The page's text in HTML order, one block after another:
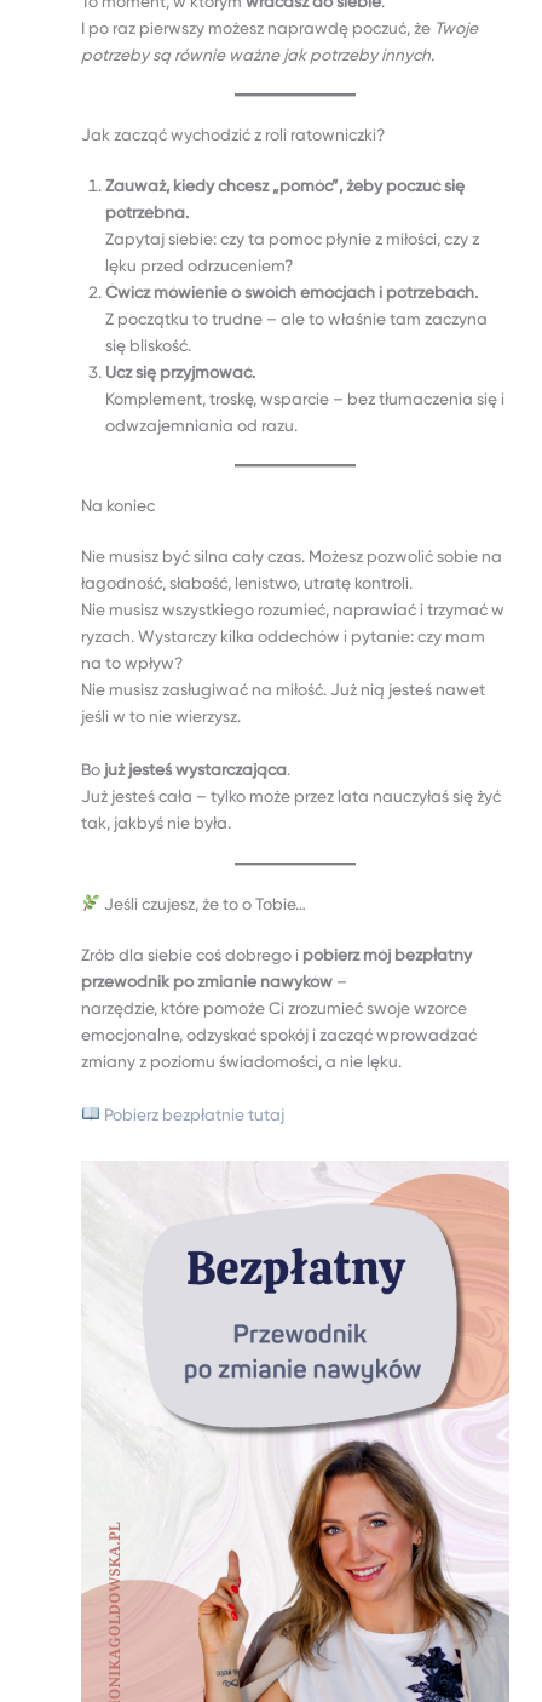
I po raz pierwszy możesz naprawdę poczuć, że Twoje
potrzeby są równie ważne jak potrzeby innych.
Jak zacząć wychodzić z roli ratowniczki?
Zauważ, kiedy chcesz „pomóc”, żeby poczuć się
potrzebna.
Zapytaj siebie: czy ta pomoc płynie z miłości, czy z
lęku przed odrzuceniem?
Ćwicz mówienie o swoich emocjach i potrzebach.
Z początku to trudne – ale to właśnie tam zaczyna
się bliskość.
Ucz się przyjmować.
Komplement, troskę, wsparcie – bez tłumaczenia się i
odwzajemniania od razu.
Na koniec
Nie musisz być silna cały czas. Możesz pozwolić sobie na
łagodność, słabość, lenistwo, utratę kontroli.
Nie musisz wszystkiego rozumieć, naprawiać i trzymać w
ryzach. Wystarczy kilka oddechów i pytanie: czy mam
na to wpływ?
Nie musisz zasługiwać na miłość. Już nią jesteś nawet
jeśli w to nie wierzysz.
Bo już jesteś wystarczająca.
Już jesteś cała – tylko może przez lata nauczyłaś się żyć
tak, jakbyś nie była.
Jeśli czujesz, że to o Tobie…
Zrób dla siebie coś dobrego i pobierz mój bezpłatny
przewodnik po zmianie nawyków –
narzędzie, które pomoże Ci zrozumieć swoje wzorce
emocjonalne, odzyskać spokój i zacząć wprowadzać
zmiany z poziomu świadomości, a nie lęku.
Pobierz bezpłatnie tutaj